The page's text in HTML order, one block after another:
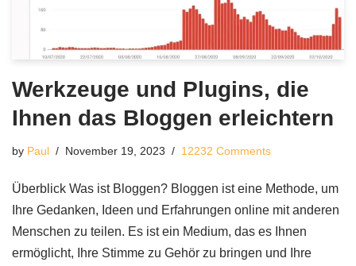
Werkzeuge und Plugins, die
Ihnen das Bloggen erleichtern
by Paul November 19, 2023 12232 Comments
Überblick Was ist Bloggen? Bloggen ist eine Methode, um
Ihre Gedanken, Ideen und Erfahrungen online mit anderen
Menschen zu teilen. Es ist ein Medium, das es Ihnen
ermöglicht, Ihre Stimme zu Gehör zu bringen und Ihre